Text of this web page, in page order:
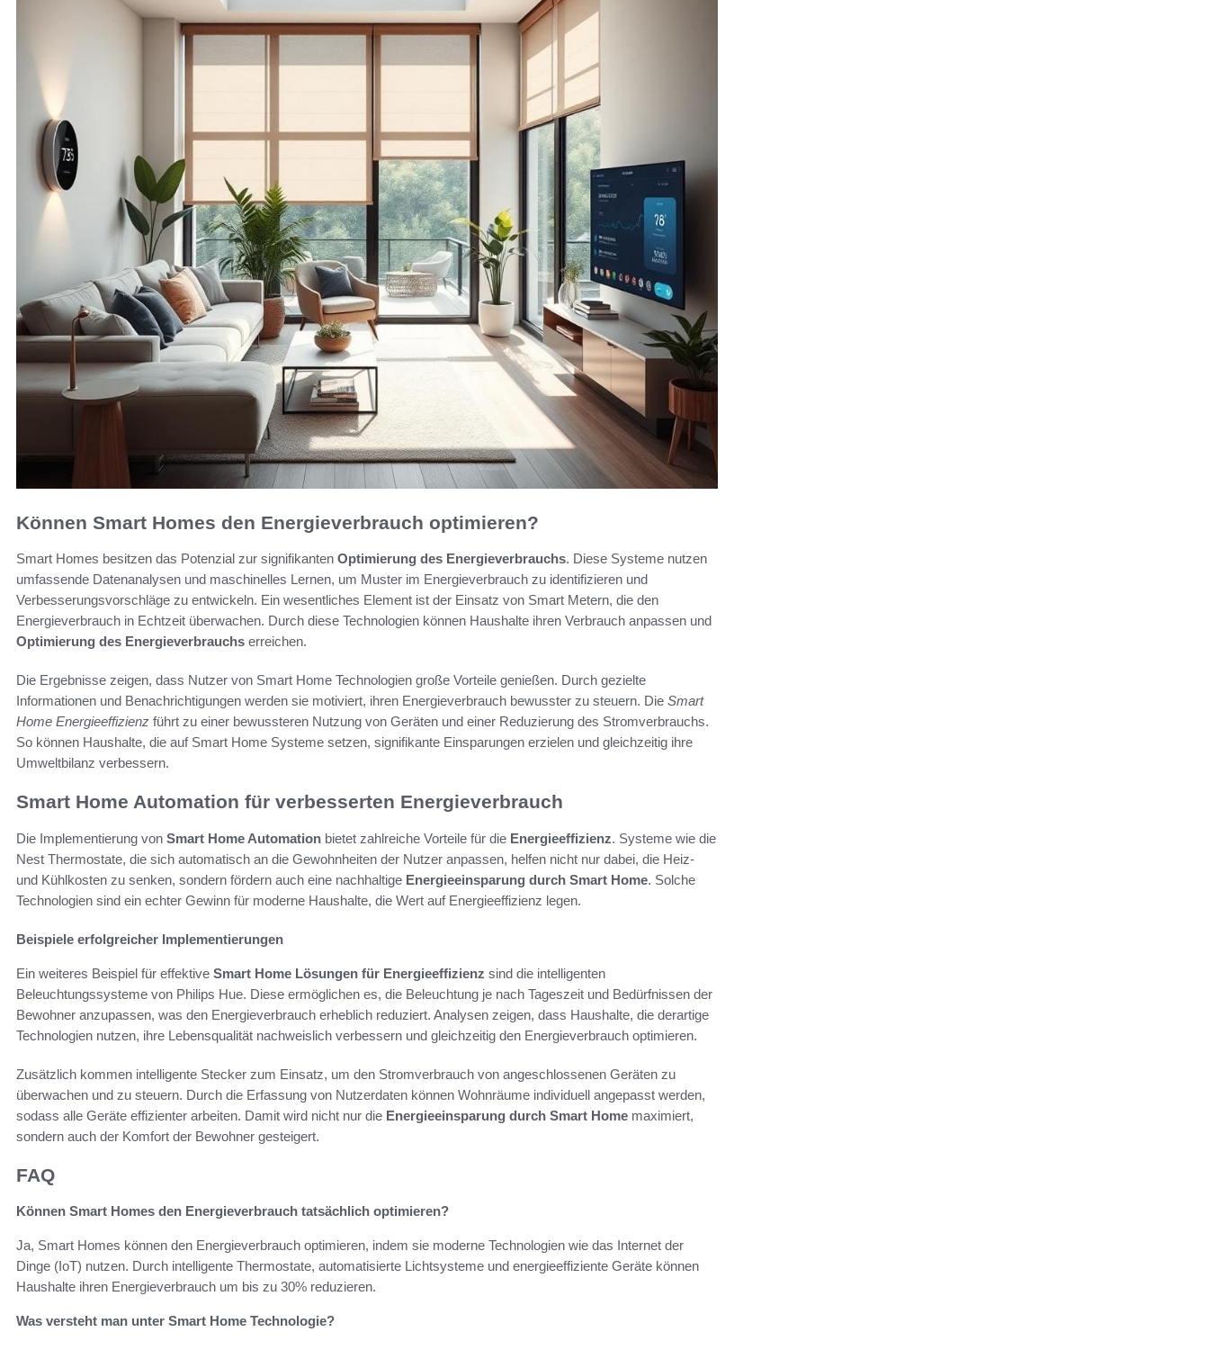
Können Smart Homes den Energieverbrauch optimieren?
Smart Homes besitzen das Potenzial zur signifikanten Optimierung des Energieverbrauchs. Diese Systeme nutzen
umfassende Datenanalysen und maschinelles Lernen, um Muster im Energieverbrauch zu identifizieren und
Verbesserungsvorschläge zu entwickeln. Ein wesentliches Element ist der Einsatz von Smart Metern, die den
Energieverbrauch in Echtzeit überwachen. Durch diese Technologien können Haushalte ihren Verbrauch anpassen und
Optimierung des Energieverbrauchs erreichen.
Die Ergebnisse zeigen, dass Nutzer von Smart Home Technologien große Vorteile genießen. Durch gezielte
Informationen und Benachrichtigungen werden sie motiviert, ihren Energieverbrauch bewusster zu steuern. Die Smart
Home Energieeffizienz führt zu einer bewussteren Nutzung von Geräten und einer Reduzierung des Stromverbrauchs.
So können Haushalte, die auf Smart Home Systeme setzen, signifikante Einsparungen erzielen und gleichzeitig ihre
Umweltbilanz verbessern.
Smart Home Automation für verbesserten Energieverbrauch
Die Implementierung von Smart Home Automation bietet zahlreiche Vorteile für die Energieeffizienz. Systeme wie die
Nest Thermostate, die sich automatisch an die Gewohnheiten der Nutzer anpassen, helfen nicht nur dabei, die Heiz-
und Kühlkosten zu senken, sondern fördern auch eine nachhaltige Energieeinsparung durch Smart Home. Solche
Technologien sind ein echter Gewinn für moderne Haushalte, die Wert auf Energieeffizienz legen.
Beispiele erfolgreicher Implementierungen
Ein weiteres Beispiel für effektive Smart Home Lösungen für Energieeffizienz sind die intelligenten
Beleuchtungssysteme von Philips Hue. Diese ermöglichen es, die Beleuchtung je nach Tageszeit und Bedürfnissen der
Bewohner anzupassen, was den Energieverbrauch erheblich reduziert. Analysen zeigen, dass Haushalte, die derartige
Technologien nutzen, ihre Lebensqualität nachweislich verbessern und gleichzeitig den Energieverbrauch optimieren.
Zusätzlich kommen intelligente Stecker zum Einsatz, um den Stromverbrauch von angeschlossenen Geräten zu
überwachen und zu steuern. Durch die Erfassung von Nutzerdaten können Wohnräume individuell angepasst werden,
sodass alle Geräte effizienter arbeiten. Damit wird nicht nur die Energieeinsparung durch Smart Home maximiert,
sondern auch der Komfort der Bewohner gesteigert.
FAQ
Können Smart Homes den Energieverbrauch tatsächlich optimieren?
Ja, Smart Homes können den Energieverbrauch optimieren, indem sie moderne Technologien wie das Internet der
Dinge (IoT) nutzen. Durch intelligente Thermostate, automatisierte Lichtsysteme und energieeffiziente Geräte können
Haushalte ihren Energieverbrauch um bis zu 30% reduzieren.
Was versteht man unter Smart Home Technologie?